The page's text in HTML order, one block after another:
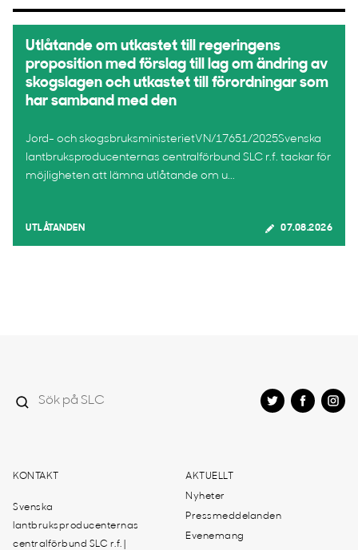
Utlåtande om utkastet till regeringens
proposition med förslag till lag om ändring av
skogslagen och utkastet till förordningar som
har samband med den
Jord- och skogsbruksministerietVN/17651/2025Svenska
lantbruksproducenternas centralförbund SLC r.f. tackar för
möjligheten att lämna utlåtande om u...
UTLÅTANDEN 07.08.2026
KONTAKT
Svenska
lantbruksproducenternas
centralförbund SLC r.f. |
AKTUELLT
Nyheter
Pressmeddelanden
Evenemang